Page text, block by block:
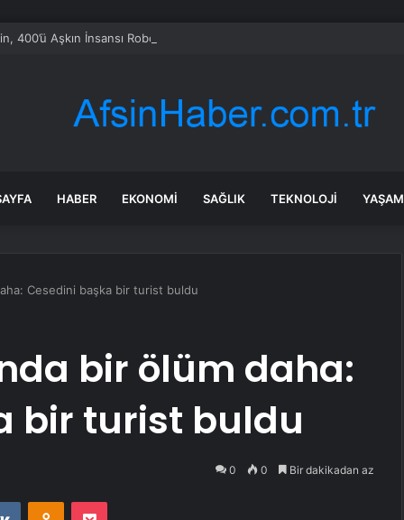
400’ü Aşkın İnsansı Robot Modeliyle Küresel Lider Konumunda
HABER EKONOMI SAĞLIK TEKNOLOJI YAŞAM
Cesedini başka bir turist buldu
bir ölüm daha:
bir turist buldu
0 0 Bir dakikadan az
VKontakteOdnoklassniki
Pocket